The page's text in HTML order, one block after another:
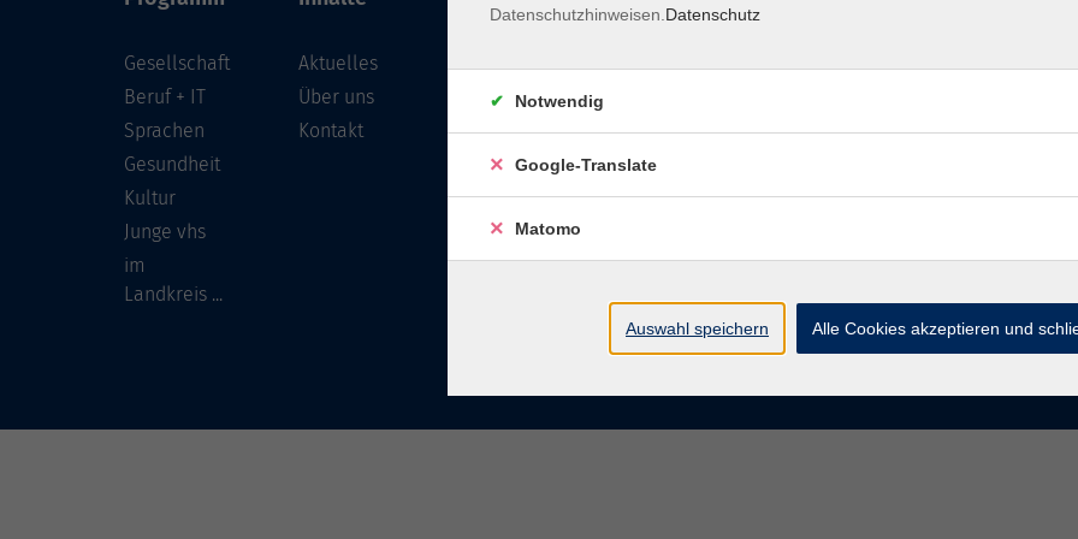
Gesellschaft
Beruf + IT
Sprachen
Gesundheit
Kultur
Junge vhs
im
Landkreis ...
Aktuelles
Über uns
Kontakt
96450 Coburg
info@vhs-coburg.de
Tel: 09561 8825-0
Datenschutzhinweisen. Datenschutz
Notwendig
Google-Translate
Matomo
Auswahl speichern Alle Cookies akzeptieren und